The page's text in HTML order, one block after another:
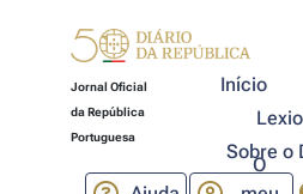
Jornal Oficial
da República
Portuguesa
Início
Sobre o
O